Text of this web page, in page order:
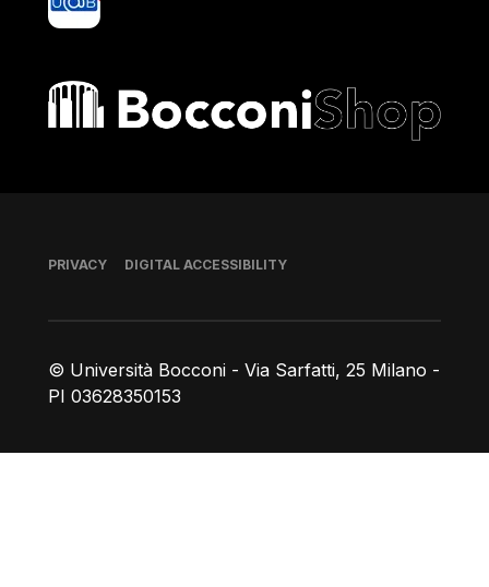
Bocconi shop
© Università Bocconi - Via Sarfatti, 25 Milano -
PI 03628350153
Footer
PRIVACY DIGITAL ACCESSIBILITY